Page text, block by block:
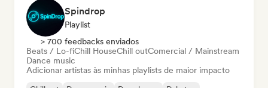
Spindrop
Playlist
> 700 feedbacks enviados
Beats / Lo-fiChill HouseChill outComercial / Mainstream
Dance music
Adicionar artistas às minhas playlists de maior impacto